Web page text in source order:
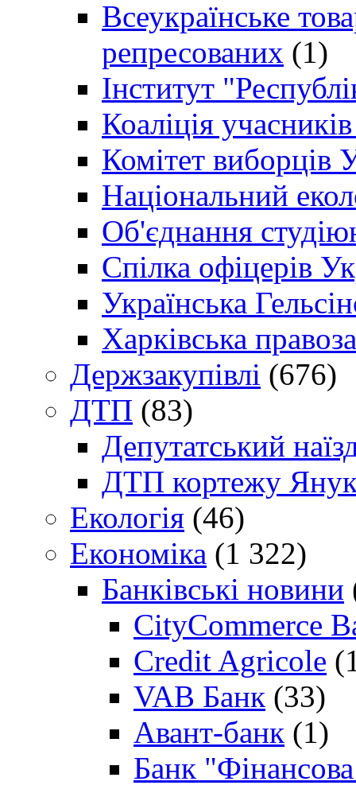
Всеукраїнське
репресованих (1)
Інститут
Коаліція
Комітет виборців
Національний
Об'єднання
Спілка офіцерів
Українська
Харківська
Держзакупівлі (676)
ДТП (83)
Депутатський
ДТП кортежу
Екологія (46)
Економіка (1 322)
Банківські новини
CityCommerce
Credit Agricole
VAB Банк (33)
Авант-банк (1)
Банк "Фінансова